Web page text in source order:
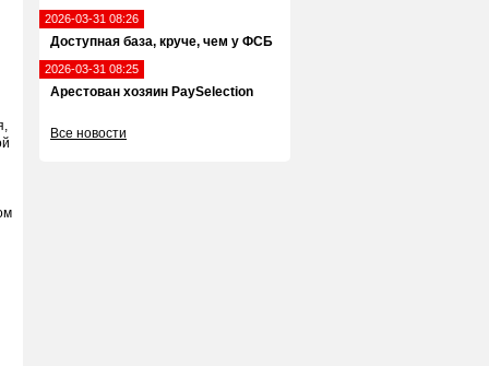
2026-03-31 08:26
Доступная база, круче, чем у ФСБ
2026-03-31 08:25
Арестован хозяин PaySelection
Все новости